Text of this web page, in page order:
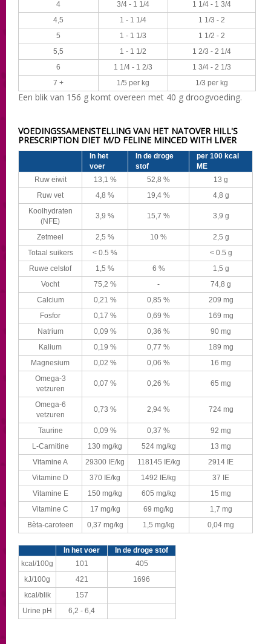
4 3/4 - 1 1/4
1 1/4 - 1 3/4
4,5
1 - 1 1/4
1 1/3 - 2
5
1 - 1 1/3
1 1/2 - 2
5,5
1 - 1 1/2
1 2/3 - 2 1/4
6
1 1/4 - 1 2/3
1 3/4 - 2 1/3
7 +
1/5 per kg 1/3 per kg
Een blik van 156 g komt overeen met 40 g droogvoeding.
VOEDINGSSAMENSTELLING VAN HET NATOVER HILL'S
PRESCRIPTION DIET M/D FELINE MINCED WITH LIVER
In het
voer
In de droge
stof
per 100 kcal
ME
Ruw eiwit
13,1 % 52,8 %
13 g
Ruw vet
4,8 % 19,4 %
4,8 g
Koolhydraten
(NFE)
3,9 % 15,7 % 3,9 g
Zetmeel 2,5 % 10 %
2,5 g
Totaal suikers
< 0.5 %
< 0.5 g
Ruwe celstof
1,5 % 6 %
1,5 g
Vocht
75,2 % -
74,8 g
Calcium
0,21 % 0,85 %
209 mg
Fosfor
0,17 % 0,69 %
169 mg
Natrium
0,09 % 0,36 %
90 mg
Kalium
0,19 % 0,77 %
189 mg
Magnesium
0,02 % 0,06 %
16 mg
Omega-3
vetzuren
0,07 % 0,26 % 65 mg
Omega-6
vetzuren
0,73 % 2,94 % 724 mg
Taurine 0,09 % 0,37 %
92 mg
L-Carnitine
130 mg/kg 524 mg/kg
13 mg
Vitamine A
29300 IE/kg 118145 IE/kg
2914 IE
Vitamine D
370 IE/kg 1492 IE/kg
37 IE
Vitamine E
150 mg/kg 605 mg/kg
15 mg
Vitamine C
17 mg/kg 69 mg/kg
1,7 mg
Bèta-caroteen
0,37 mg/kg 1,5 mg/kg 0,04 mg
In het voer
In de droge stof
kcal/100g
101
405
kJ/100g
421
1696
kcal/blik
157
Urine pH
6,2 - 6,4